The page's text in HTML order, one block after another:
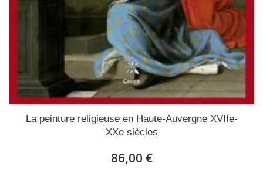
La peinture religieuse en Haute-Auvergne XVIIe-
XXe siècles
86,00 €